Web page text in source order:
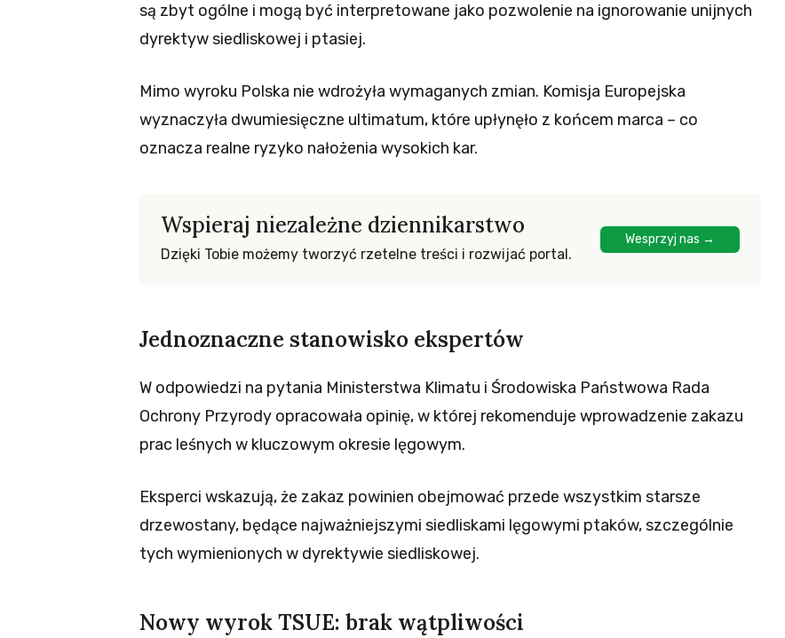
są zbyt ogólne i mogą być interpretowane jako pozwolenie na ignorowanie unijnych
dyrektyw siedliskowej i ptasiej.
Mimo wyroku Polska nie wdrożyła wymaganych zmian. Komisja Europejska
wyznaczyła dwumiesięczne ultimatum, które upłynęło z końcem marca – co
oznacza realne ryzyko nałożenia wysokich kar.
Wspieraj niezależne dziennikarstwo
Dzięki Tobie możemy tworzyć rzetelne treści i rozwijać portal.
Wesprzyj nas →
Jednoznaczne stanowisko ekspertów
W odpowiedzi na pytania Ministerstwa Klimatu i Środowiska Państwowa Rada
Ochrony Przyrody opracowała opinię, w której rekomenduje wprowadzenie zakazu
prac leśnych w kluczowym okresie lęgowym.
Eksperci wskazują, że zakaz powinien obejmować przede wszystkim starsze
drzewostany, będące najważniejszymi siedliskami lęgowymi ptaków, szczególnie
tych wymienionych w dyrektywie siedliskowej.
Nowy wyrok TSUE: brak wątpliwości